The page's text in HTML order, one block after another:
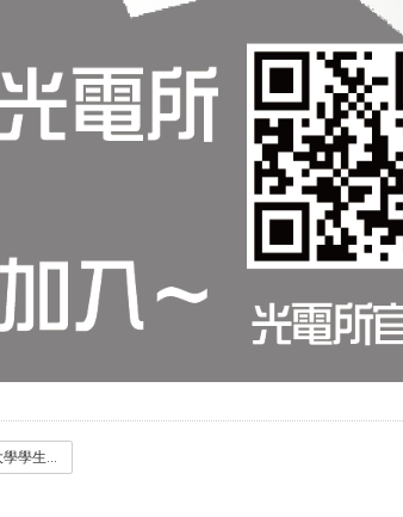
國立彰化師範大學學生逕修讀博士學位作業規定_1120531.pdf